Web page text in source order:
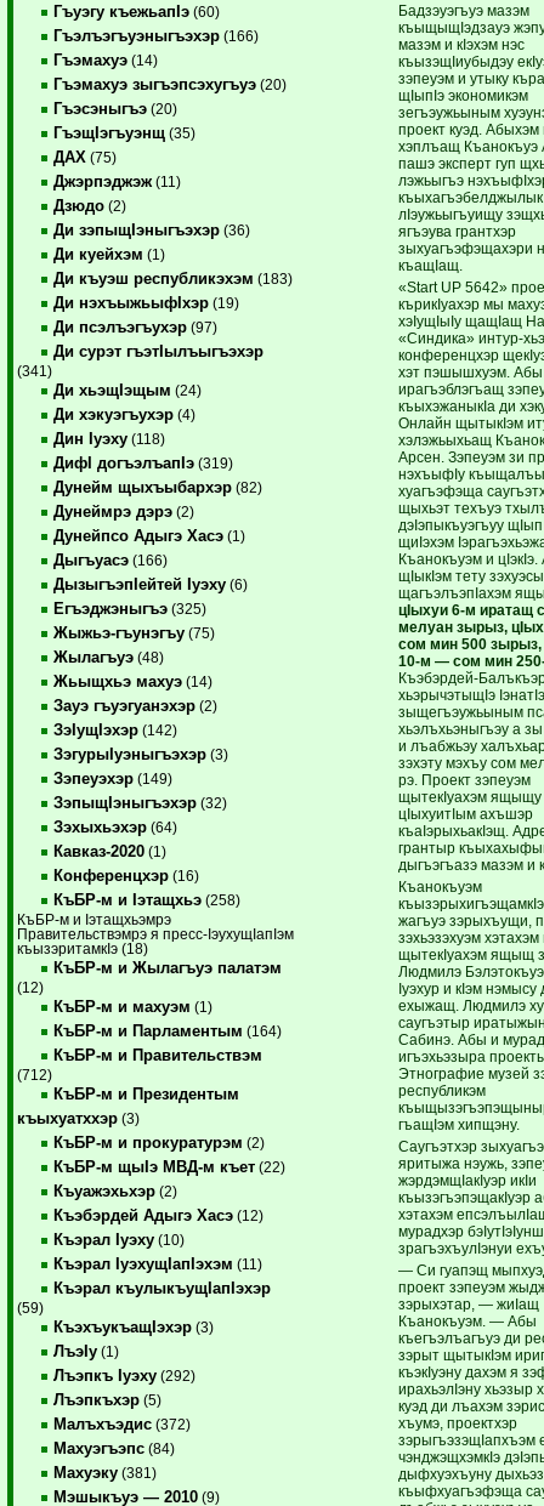
Гъуэгу къежьапIэ (60)
Гъэлъэгъуэныгъэхэр (166)
Гъэмахуэ (14)
Гъэмахуэ зыгъэпсэхугъуэ (20)
Гъэсэныгъэ (20)
ГъэщIэгъуэнщ (35)
ДАХ (75)
Джэрпэджэж (11)
Дзюдо (2)
Ди зэпыщIэныгъэхэр (36)
Ди куейхэм (1)
Ди къуэш республикэхэм (183)
Ди нэхъыжьыфIхэр (19)
Ди псэлъэгъухэр (97)
Ди сурэт гъэтIылъыгъэхэр
(341)
Ди хьэщIэщым (24)
Ди хэкуэгъухэр (4)
Дин Iуэху (118)
ДифI догъэлъапIэ (319)
Дунейм щыхъыбархэр (82)
Дунеймрэ дэрэ (2)
Дунейпсо Адыгэ Хасэ (1)
Дыгъуасэ (166)
ДызыгъэпIейтей Iуэху (6)
Егъэджэныгъэ (325)
Жыжьэ-гъунэгъу (75)
Жылагъуэ (48)
Жьыщхьэ махуэ (14)
Зауэ гъуэгуанэхэр (2)
ЗэIущIэхэр (142)
ЗэгурыIуэныгъэхэр (3)
Зэпеуэхэр (149)
ЗэпыщIэныгъэхэр (32)
Зэхыхьэхэр (64)
Кавказ-2020 (1)
Конференцхэр (16)
КъБР-м и Iэтащхьэ (258)
КъБР-м и Iэтащхьэмрэ
Правительствэмрэ я пресс-IэухущIапIэм
къызэритамкIэ (18)
КъБР-м и Жылагъуэ палатэм
(12)
КъБР-м и махуэм (1)
КъБР-м и Парламентым (164)
КъБР-м и Правительствэм
(712)
КъБР-м и Президентым
къыхуатххэр (3)
КъБР-м и прокуратурэм (2)
КъБР-м щыIэ МВД-м къет (22)
Къуажэхьхэр (2)
Къэбэрдей Адыгэ Хасэ (12)
Къэрал Iуэху (10)
Къэрал IуэхущIапIэхэм (11)
Къэрал къулыкъущIапIэхэр
(59)
КъэхъукъащIэхэр (3)
ЛъэIу (1)
Лъэпкъ Iуэху (292)
Лъэпкъхэр (5)
Малъхъэдис (372)
Махуэгъэпс (84)
Махуэку (381)
Мэшыкъуэ — 2010 (9)
Бадзэуэгъуэ мазэм
къыщыщIэдзауэ
мазэм и кIэхэм нэс
къызэщIиубыдэу
зэпеуэм и утыку
щIыпIэ экономикэм
зегъэужьыным
проект куэд. Абыхэм
хэплъащ Къанокъуэ
пашэ эксперт гуп
лэжьыгъэ
лIэужьыгъуищу
ягъэува грантхэр
зыхуагъэфэщахэри
къащIащ.
«Start UP 5642»
кърикIуахэр мы
хэIущIыIу щащIащ
«Синдика» интур-
конференцхэр
хэт пэшышхуэм. Абы
ирагъэблэгъащ
къыхэжаныкIа ди
Онлайн щытыкIэм
хэлэжьыхьащ
Арсен. Зэпеуэм зи
нэхъыфIу
хуагъэфэща
щыхьэт техъуэ
дэIэпыкъуэгъуу
щиIэхэм
Къанокъуэм и цIэкIэ.
щIыкIэм тету
щагъэлъэпIахэм
цIыхуи 6-м иратащ
мелуан зырыз,
сом мин 500
10-м — сом мин
Къэбэрдей-
хьэрычэтыщIэ
зыщегъэужьыным
хьэлъхьэныгъэу а зы
и лъабжьэу
зэхэту мэхъу сом
рэ. Проект зэпеуэм
щытекIуахэм ящыщу
цIыхуитIым ахъшэр
къаIэрыхьакIэщ.
грантыр
дыгъэгъазэ мазэм и
Къанокъуэм
жагъуэ зэрыхъущи,
зэхьэзэхуэм
щытекIуахэм ящыщ
Людмилэ
Iуэхур и кIэм нэмысу
ехыжащ. Людмилэ
саугъэтыр
Сабинэ. Абы и
игъэхьэзыра
Этнографие музей
республикэм
гъащIэм хипщэну.
Саугъэтхэр
яритыжа нэужь,
жэрдэмщIакIуэр икIи
къызэгъэпэщакIуэр
хэтахэм
мурадхэр
зрагъэхъулIэнуи
— Си гуапэщ
проект зэпеуэм
зэрыхэтар, — жиIащ
Къанокъуэм. — Абы
къегъэлъагъуэ ди
зэрыт щытыкIэм
къэкIуэну дахэм я
ирахьэлIэну хьэзыр
куэд ди лъахэм
хъумэ, проектхэр
зэрыгъэзэщIапхъэм
чэнджэщхэмкIэ
дыфхуэхъуну
къыфхуагъэфэща